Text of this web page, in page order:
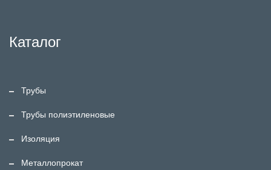
Каталог
Трубы
Трубы полиэтиленовые
Изоляция
Металлопрокат